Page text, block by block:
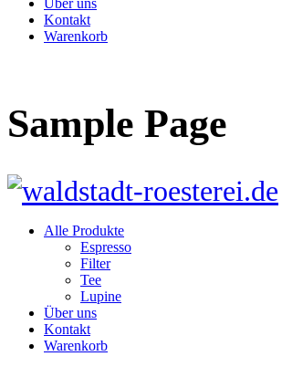
Über uns
Kontakt
Warenkorb
Sample Page
Alle Produkte
Espresso
Filter
Tee
Lupine
Über uns
Kontakt
Warenkorb